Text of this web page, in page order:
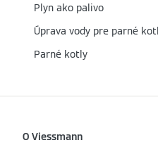
Plyn ako palivo
Úprava vody pre parné
Parné kotly
O Viessmann